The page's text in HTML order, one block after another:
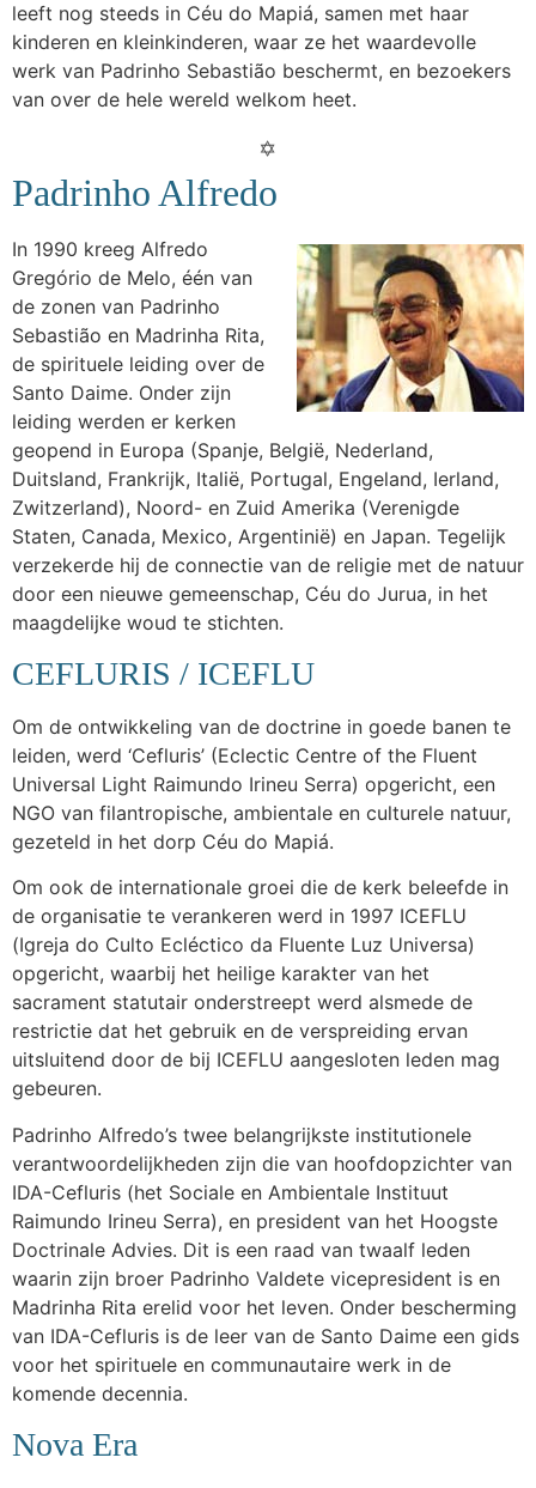
leeft nog steeds in Céu do Mapiá, samen met haar
kinderen en kleinkinderen, waar ze het waardevolle
werk van Padrinho Sebastião beschermt, en bezoekers
van over de hele wereld welkom heet.
Padrinho Alfredo
In 1990 kreeg Alfredo
Gregório de Melo, één van
de zonen van Padrinho
Sebastião en Madrinha Rita,
de spirituele leiding over de
Santo Daime. Onder zijn
leiding werden er kerken
geopend in Europa (Spanje, België, Nederland,
Duitsland, Frankrijk, Italië, Portugal, Engeland, Ierland,
Zwitzerland), Noord- en Zuid Amerika (Verenigde
Staten, Canada, Mexico, Argentinië) en Japan. Tegelijk
verzekerde hij de connectie van de religie met de natuur
door een nieuwe gemeenschap, Céu do Jurua, in het
maagdelijke woud te stichten.
CEFLURIS / ICEFLU
Om de ontwikkeling van de doctrine in goede banen te
leiden, werd ‘Cefluris’ (Eclectic Centre of the Fluent
Universal Light Raimundo Irineu Serra) opgericht, een
NGO van filantropische, ambientale en culturele natuur,
gezeteld in het dorp Céu do Mapiá.
Om ook de internationale groei die de kerk beleefde in
de organisatie te verankeren werd in 1997 ICEFLU
(Igreja do Culto Ecléctico da Fluente Luz Universa)
opgericht, waarbij het heilige karakter van het
sacrament statutair onderstreept werd alsmede de
restrictie dat het gebruik en de verspreiding ervan
uitsluitend door de bij ICEFLU aangesloten leden mag
gebeuren.
Padrinho Alfredo’s twee belangrijkste institutionele
verantwoordelijkheden zijn die van hoofdopzichter van
IDA-Cefluris (het Sociale en Ambientale Instituut
Raimundo Irineu Serra), en president van het Hoogste
Doctrinale Advies. Dit is een raad van twaalf leden
waarin zijn broer Padrinho Valdete vicepresident is en
Madrinha Rita erelid voor het leven. Onder bescherming
van IDA-Cefluris is de leer van de Santo Daime een gids
voor het spirituele en communautaire werk in de
komende decennia.
Nova Era